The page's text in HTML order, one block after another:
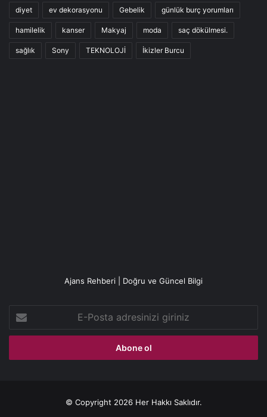
diyet ev dekorasyonu Gebelik günlük burç yorumları
hamilelik kanser Makyaj moda saç dökülmesi.
sağlık Sony TEKNOLOJİ İkizler Burcu
Ajans Rehberi | Doğru ve Güncel Bilgi
Posta
adresinizi
© Copyright 2026 Her Hakkı Saklıdır.